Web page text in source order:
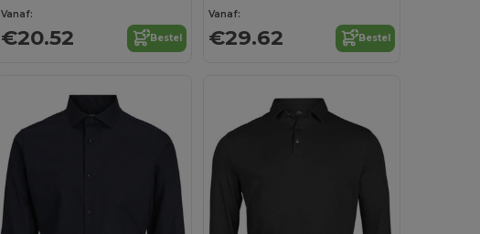
Vanaf:
€20.52 Bestel
Vanaf:
€29.62 Bestel